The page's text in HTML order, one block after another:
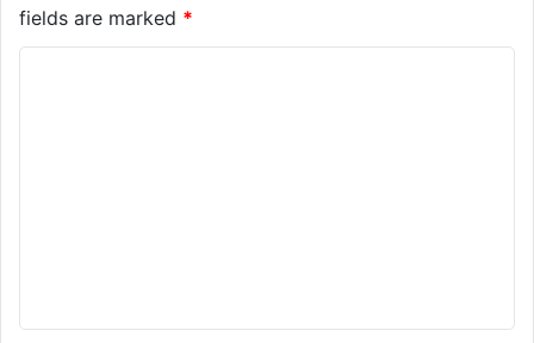
fields are marked *